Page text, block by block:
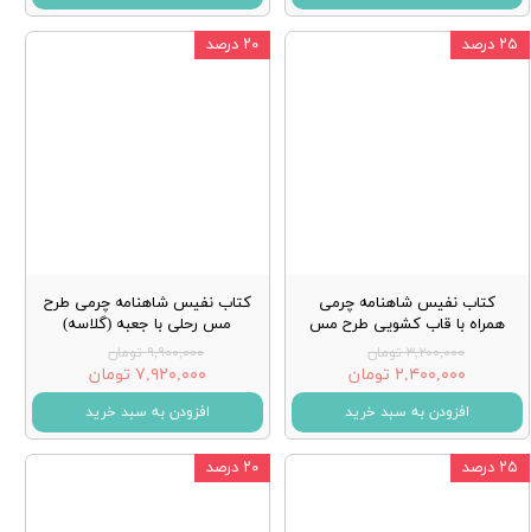
کتاب نفیس شاهنامه چرمی
همراه با قاب کشویی طرح مس
۳,۲۰۰,۰۰۰ تومان
۲,۴۰۰,۰۰۰ تومان
افزودن به سبد خرید
۲۵ درصد
کتاب نفیس شاهنامه چرمی طرح
مس رحلی با جعبه (گلاسه)
۹,۹۰۰,۰۰۰ تومان
۷,۹۲۰,۰۰۰ تومان
افزودن به سبد خرید
۲۰ درصد
۲۵ درصد ۲۰ درصد